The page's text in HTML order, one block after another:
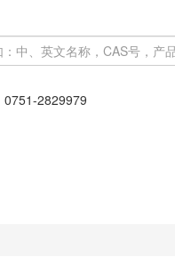
0751-2829979